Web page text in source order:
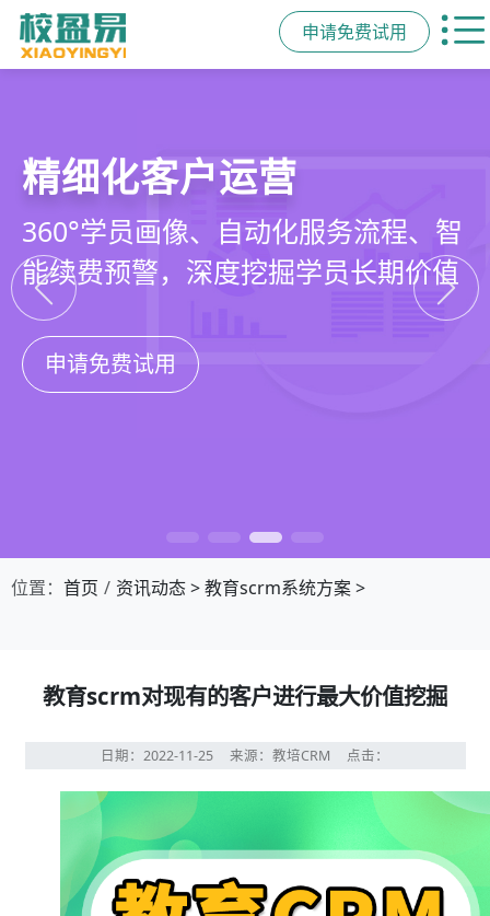
申请免费试用
教培行业CRM
以学员为中心，打通从引流、转化、
教学到复购转介绍的全生命周期增长
引擎
申请免费试用
智能销售漏斗
线索自动分配、标准化跟单、试听转
化分析，打造高绩效招生团队
申请免费试用
精细化客户运营
360°学员画像、自动化服务流程、智
能续费预警，深度挖掘学员长期价值
申请免费试用
私域招生与裂变
集成企微SCRM、小程序商城、丰富
裂变工具，实现低成本口碑增长
申请免费试用
位置： 首页 资讯动态>教育scrm系统方案>
教育scrm对现有的客户进行最大价值挖掘
日期：2022-11-25 来源：教培CRM 点击：